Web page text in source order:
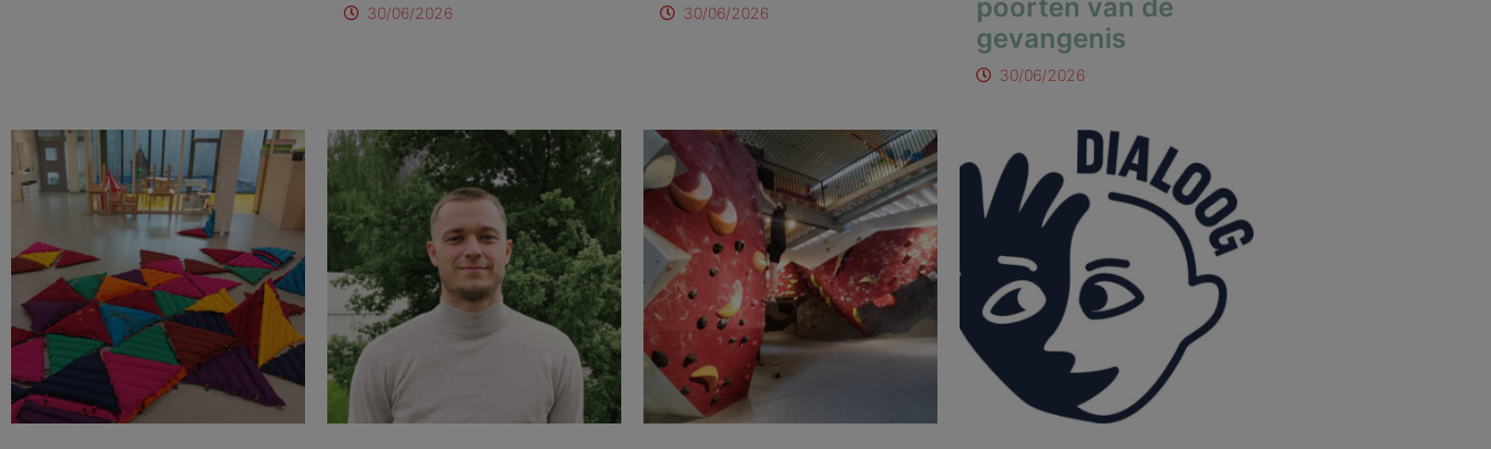
30/06/2026 30/06/2026
poorten van de
gevangenis
30/06/2026